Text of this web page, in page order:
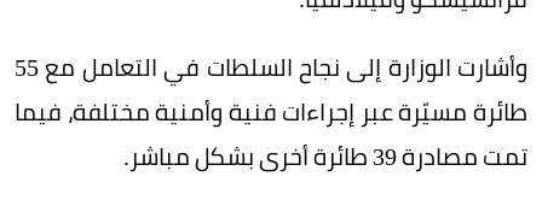
وأشارت الوزارة إلى نجاح السلطات في التعامل مع 55
طائرة مسيّرة عبر إجراءات فنية وأمنية مختلفة، فيما
تمت مصادرة 39 طائرة أخرى بشكل مباشر.